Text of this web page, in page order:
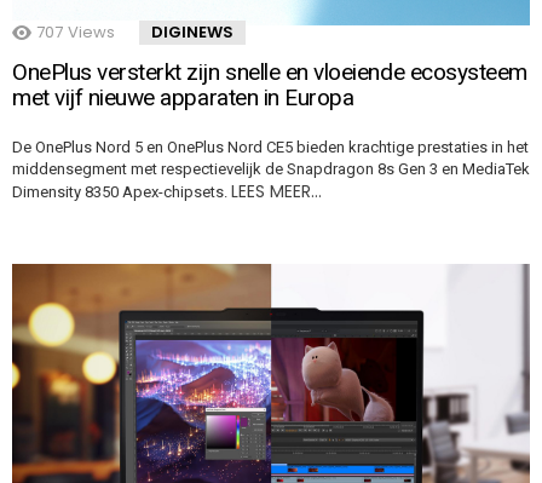
707 Views DIGINEWS
OnePlus versterkt zijn snelle en vloeiende ecosysteem
met vijf nieuwe apparaten in Europa
De OnePlus Nord 5 en OnePlus Nord CE5 bieden krachtige prestaties in het
middensegment met respectievelijk de Snapdragon 8s Gen 3 en MediaTek
Dimensity 8350 Apex-chipsets. LEES MEER…